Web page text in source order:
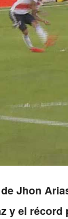
Jhon
y el